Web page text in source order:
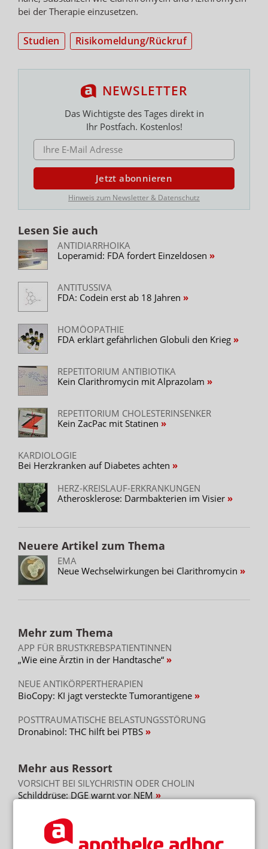
bei der Therapie einzusetzen.
Studien Risikomeldung/Rückruf
NEWSLETTER
Das Wichtigste des Tages direkt in
Ihr Postfach. Kostenlos!
E-MAIL ADRESSE
Jetzt abonnieren
Hinweis zum Newsletter & Datenschutz
Lesen Sie auch
ANTIDIARRHOIKA
Loperamid: FDA fordert Einzeldosen
ANTITUSSIVA
FDA: Codein erst ab 18 Jahren
HOMÖOPATHIE
FDA erklärt gefährlichen Globuli den Krieg
REPETITORIUM ANTIBIOTIKA
Kein Clarithromycin mit Alprazolam
REPETITORIUM CHOLESTERINSENKER
Kein ZacPac mit Statinen
KARDIOLOGIE
Bei Herzkranken auf Diabetes achten
HERZ-KREISLAUF-ERKRANKUNGEN
Atherosklerose: Darmbakterien im Visier
Neuere Artikel zum Thema
EMA
Neue Wechselwirkungen bei Clarithromycin
Mehr zum Thema
APP FÜR BRUSTKREBSPATIENTINNEN
„Wie eine Ärztin in der Handtasche“
NEUE ANTIKÖRPERTHERAPIEN
BioCopy: KI jagt versteckte Tumorantigene
POSTTRAUMATISCHE BELASTUNGSSTÖRUNG
Dronabinol: THC hilft bei PTBS
Mehr aus Ressort
VORSICHT BEI SILYCHRISTIN ODER CHOLIN
Schilddrüse: DGE warnt vor NEM
REZEPTURUMSTELLUNG
Achtung beim Ausbuchen: Verwirrung bei Alzheimer-